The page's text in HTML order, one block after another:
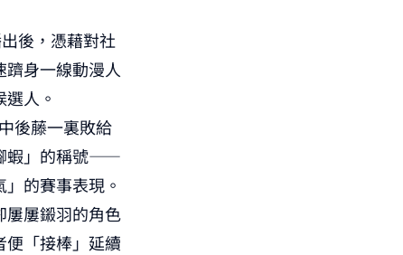
後，憑藉對社
身一線動漫人
人。
後藤一裏敗給
蝦」的稱號——
的賽事表現。
屢屢鎩羽的角色
「接棒」延續